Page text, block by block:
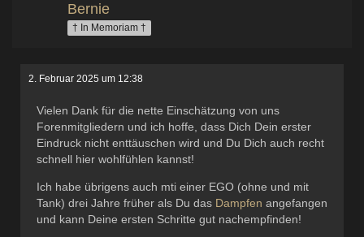
Bernie
† In Memoriam †
2. Februar 2025 um 12:38
Vielen Dank für die nette Einschätzung von uns
Forenmitgliedern und ich hoffe, dass Dich Dein erster
Eindruck nicht enttäuschen wird und Du Dich auch recht
schnell hier wohlfühlen kannst!
Ich habe übrigens auch mti einer EGO (ohne und mit
Tank) drei Jahre früher als Du das Dampfen angefangen
und kann Deine ersten Schritte gut nachempfinden!